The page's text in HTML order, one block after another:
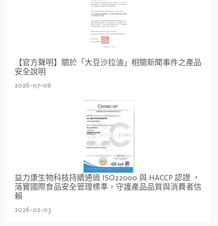
【官方聲明】關於「大豆沙拉油」相關新聞事件之產品
安全說明
2026-07-08
益力康生物科技持續通過 ISO22000 與 HACCP 認證 ，
落實國際食品安全管理標準，守護產品品質與消費者信
賴
2026-02-03